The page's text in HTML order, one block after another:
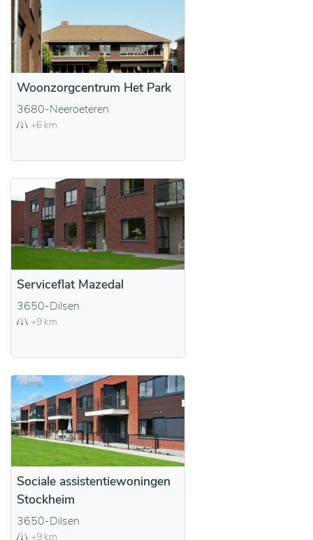
Woonzorgcentrum Het Park
3680-Neeroeteren
+6 km
Serviceflat Mazedal
3650-Dilsen
+9 km
Sociale assistentiewoningen
Stockheim
3650-Dilsen
+9 km